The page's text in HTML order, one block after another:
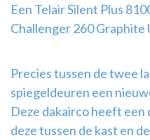
Een Telair Silent Plus
Challenger 260 Graphite
Precies tussen de twee
spiegeldeuren een
Deze dakairco heeft een
deze tussen de kast en